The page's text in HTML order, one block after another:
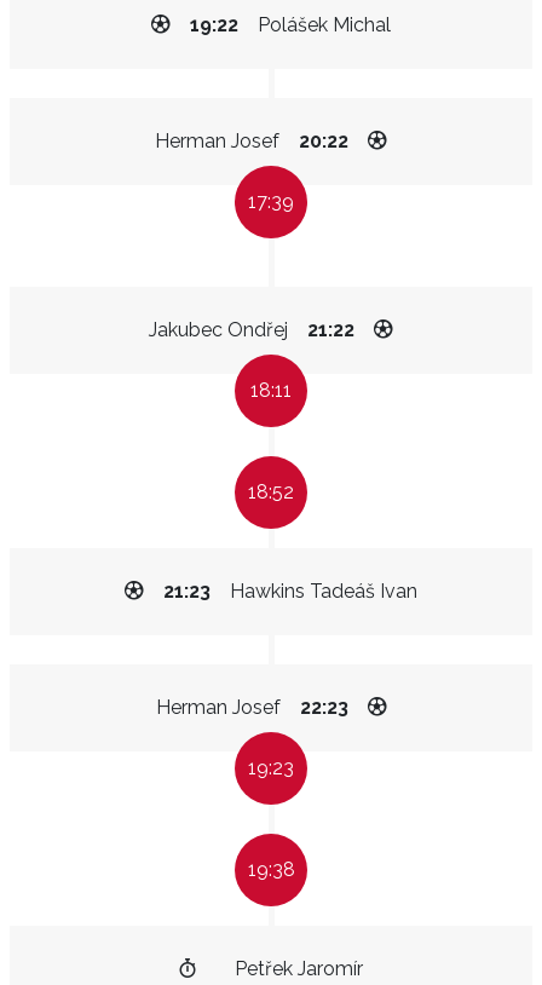
Polášek Michal
19:22
Herman Josef 20:22
17:39
Jakubec Ondřej 21:22
18:11
18:52
Hawkins Tadeáš Ivan
21:23
Herman Josef 22:23
19:23
19:38
Petřek Jaromír